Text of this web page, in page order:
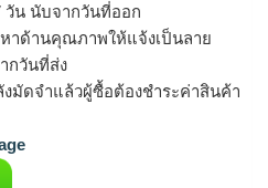
วัน นับจากวันที่ออก
าด้านคุณภาพให้แจ้งเป็นลาย
กวันที่ส่ง
มัดจำแล้วผู้ซื้อต้องชำระค่าสินค้า